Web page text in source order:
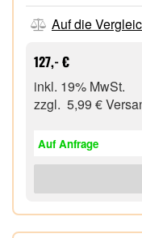
Auf die
127,- €
inkl. 19% MwSt.
zzgl. 5,99 €
Auf Anfrage